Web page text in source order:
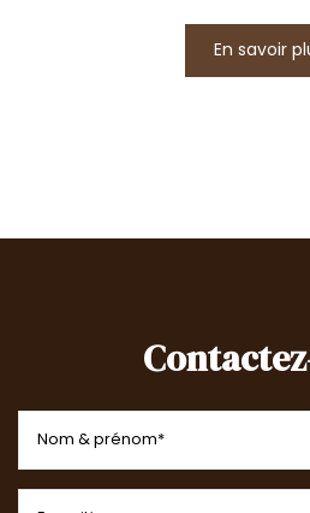
En savoir